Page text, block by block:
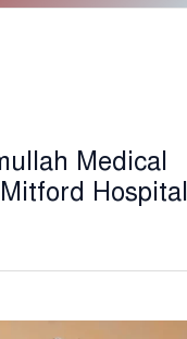
Medical
Hospital